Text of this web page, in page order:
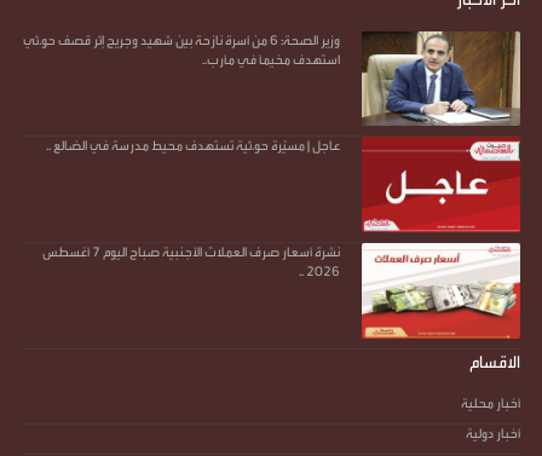
وزير الصحة: 6 من أسرة نازحة بين شهيد وجريح إثر قصف حو.ثي
استهدف مخيمًا في مأرب..
عاجل | مسيّرة حو.ثية تستهدف محيط مدرسة في الضالع ..
نشرة أسعار صرف العملات الأجنبية صباح اليوم 7 أغسطس
2026 ..
الاقسام
أخبار محلية
أخبار دولية